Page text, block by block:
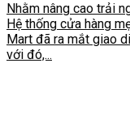
Nhằm nâng cao trải
Hệ thống cửa hàng
Mart đã ra mắt giao
với đó,...